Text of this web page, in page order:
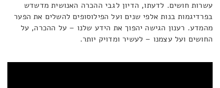
עשרות חושים. לדעתו, הדיון לגבי ההכרה האנושית מדשדש
בפרדיגמות בנות אלפי שנים ועל הפילוסופים להשלים את הפער
מהמדע. רענון הגישה יהפוך את הידע שלנו – על ההכרה, על
החושים ועל עצמנו – לעשיר ומדויק יותר.